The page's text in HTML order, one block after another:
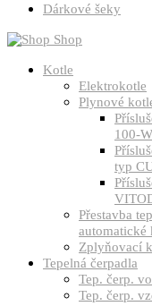
Dárkové šeky
Shop
Kotle
Elektrokotle
Plynové
100-
typ
Přestavba
automatické
Zplyňovací
Tepelná čerpadla
Tep. čerp.
Tep. čerp.